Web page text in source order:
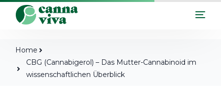
Home
CBG (Cannabigerol) – Das Mutter-Cannabinoid im
wissenschaftlichen Überblick